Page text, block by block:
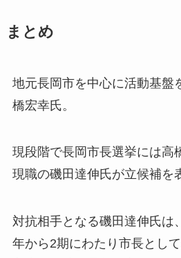
まとめ
地元長岡市を中心に活動基盤
橋宏幸氏。
現段階で長岡市長選挙には高
現職の磯田達伸氏が立候補を
対抗相手となる磯田達伸氏は
年から2期にわたり市長とし